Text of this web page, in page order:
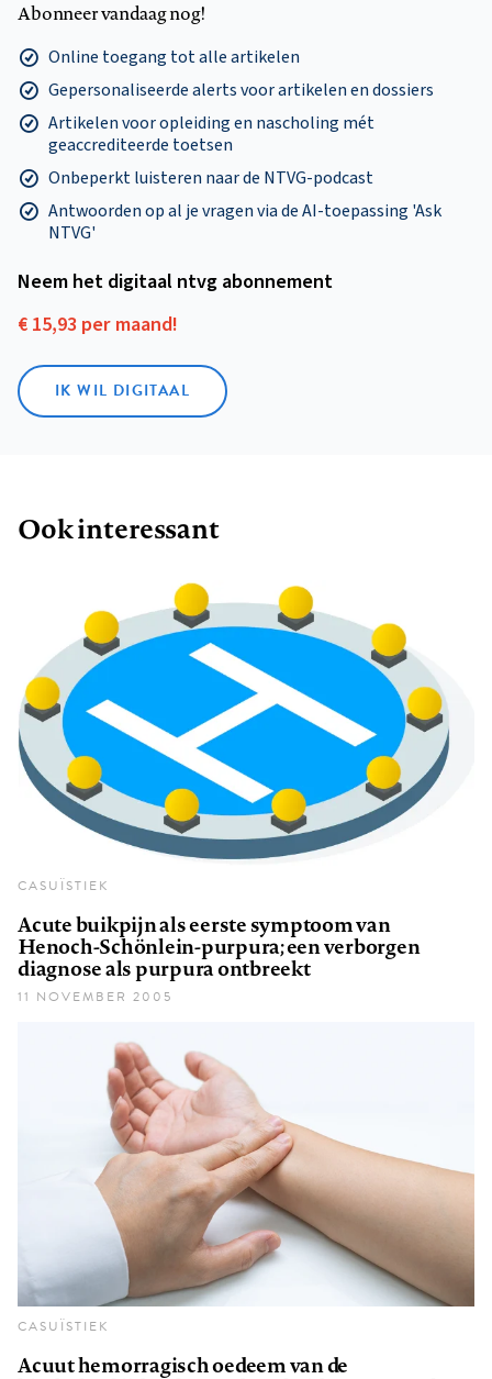
Abonneer vandaag nog!
Online toegang tot alle artikelen
Gepersonaliseerde alerts voor artikelen en dossiers
Artikelen voor opleiding en nascholing mét
geaccrediteerde toetsen
Onbeperkt luisteren naar de NTVG-podcast
Antwoorden op al je vragen via de AI-toepassing 'Ask
NTVG'
Neem het digitaal ntvg abonnement
€ 15,93 per maand!
IK WIL DIGITAAL
Ook interessant
CASUÏSTIEK
Acute buikpijn als eerste symptoom van
Henoch-Schönlein-purpura; een verborgen
diagnose als purpura ontbreekt
11 NOVEMBER 2005
CASUÏSTIEK
Acuut hemorragisch oedeem van de